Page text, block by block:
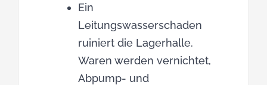
Ein
Leitungswasserschaden
ruiniert die Lagerhalle.
Waren werden vernichtet,
Abpump- und